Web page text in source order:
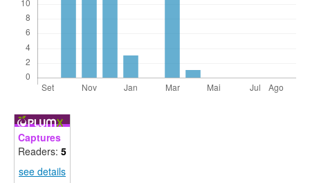
Captures
Readers: 5
see details